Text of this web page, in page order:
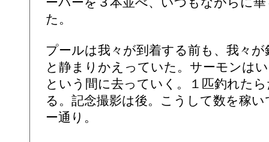
た。
プールは我々が到着する前も、我々
と静まりかえっていた。サーモンは
という間に去っていく。１匹釣れた
る。記念撮影は後。こうして数を稼
ー通り。